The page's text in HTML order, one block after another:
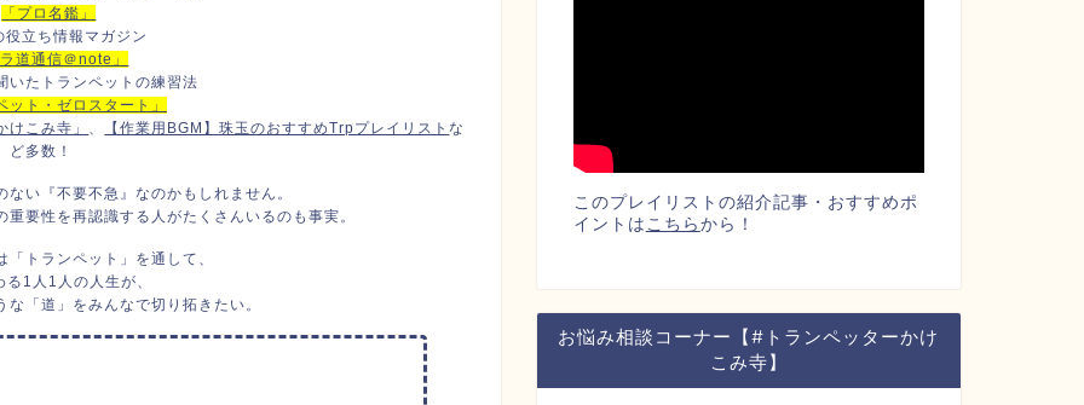
「プロ名鑑」
役立ち情報マガジン
道通信＠note」
いたトランペットの練習法
ット・ゼロスタート」
こみ寺」 、 【作業用BGM】珠玉のおすすめTrpプレイリストな
ど多数！
い『不要不急』なのかもしれません。
要性を再認識する人がたくさんいるのも事実。
「トランペット」を通して、
る1人1人の人生が、
「道」をみんなで切り拓きたい。
このプレイリストの紹介記事・おすすめポ
イントは こちら から！
お悩み相談コーナー【#トランペッターかけ
こみ寺】